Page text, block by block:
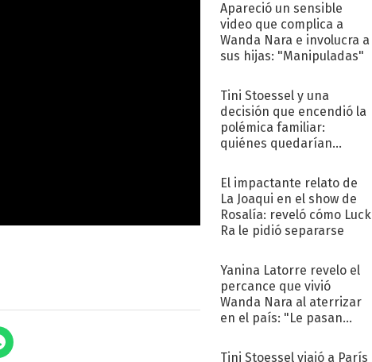
Apareció un sensible
video que complica a
Wanda Nara e involucra a
sus hijas: "Manipuladas"
Tini Stoessel y una
decisión que encendió la
polémica familiar:
quiénes quedarían
El impactante relato de
La Joaqui en el show de
Rosalía: reveló cómo Luck
Ra le pidió separarse
Yanina Latorre revelo el
percance que vivió
Wanda Nara al aterrizar
en el país: "Le pasan
Tini Stoessel viajó a París